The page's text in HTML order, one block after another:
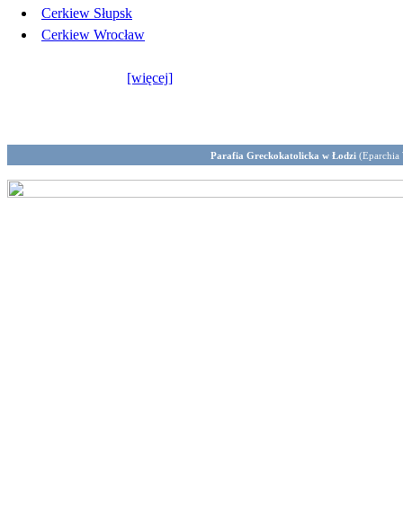
Cerkiew Słupsk
Cerkiew Wrocław
[więcej]
Parafia Greckokatolicka w Łodzi (Eparchia